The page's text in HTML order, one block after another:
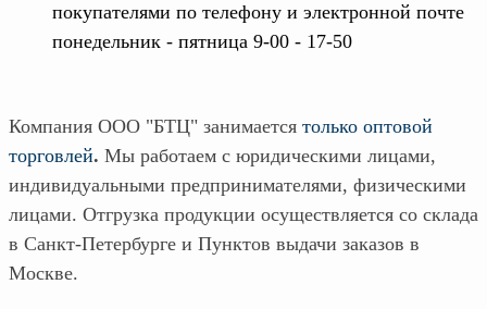
Письмо руководителю
Вопросы и ответы
покупателями по телефону и электронной почте
понедельник - пятница 9-00 - 17-50
Компания ООО "БТЦ" занимается только оптовой
торговлей. Мы работаем с юридическими лицами,
индивидуальными предпринимателями, физическими
лицами. Отгрузка продукции осуществляется со склада
в Санкт-Петербурге и Пунктов выдачи заказов в
Москве.
корзину